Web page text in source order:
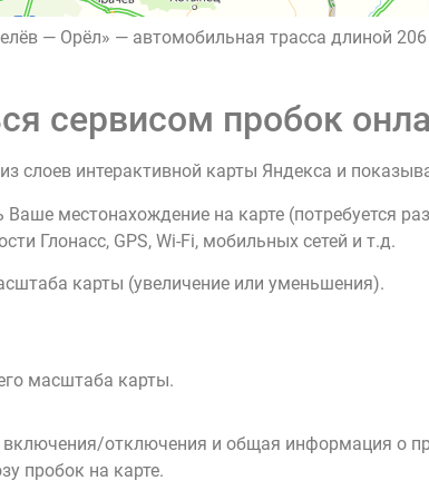
— Орёл» — автомобильная трасса длиной
сервисом пробок
слоев интерактивной карты Яндекса и
Ваше местонахождение на карте (потребуется
Глонасс, GPS, Wi-Fi, мобильных сетей и т.д.
карты (увеличение или уменьшения).
масштаба карты.
отключения и общая информация о
пробок на карте.